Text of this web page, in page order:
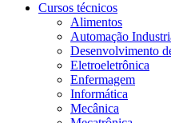
Cursos técnicos
Alimentos
Automação
Desenvolvimento
Eletroeletrônica
Enfermagem
Informática
Mecânica